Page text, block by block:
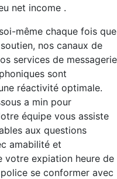
net income .
même chaque fois que
nos canaux de
services de messagerie
sont
réactivité optimale.
a min pour
équipe vous assiste
aux questions
amabilité et
votre expiation heure de
se conformer avec